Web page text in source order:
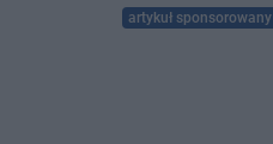
artykuł sponsorowany